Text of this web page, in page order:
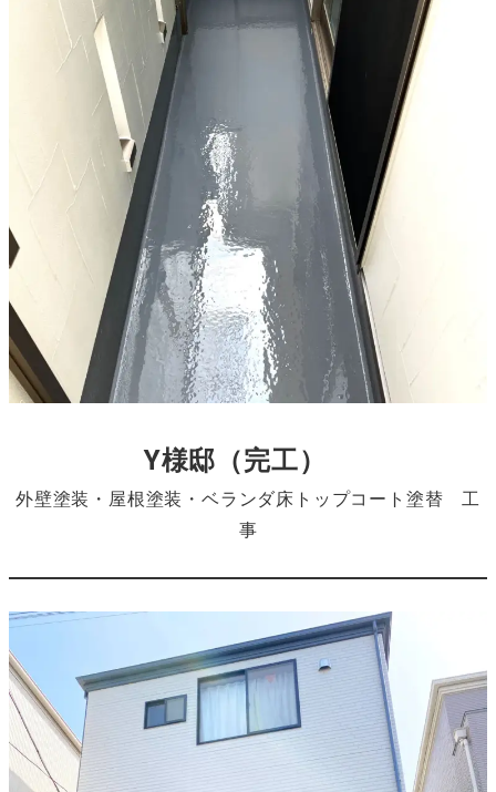
Y様邸 （完工）
外壁塗装・屋根塗装・ベランダ床トップコート塗替 工
事